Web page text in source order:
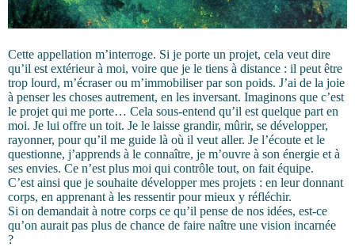
Cette appellation m’interroge. Si je porte un projet, cela veut dire
qu’il est extérieur à moi, voire que je le tiens à distance : il peut être
trop lourd, m’écraser ou m’immobiliser par son poids. J’ai de la joie
à penser les choses autrement, en les inversant. Imaginons que c’est
le projet qui me porte… Cela sous-entend qu’il est quelque part en
moi. Je lui offre un toit. Je le laisse grandir, mûrir, se développer,
rayonner, pour qu’il me guide là où il veut aller. Je l’écoute et le
questionne, j’apprends à le connaître, je m’ouvre à son énergie et à
ses envies. Ce n’est plus moi qui contrôle tout, on fait équipe.
C’est ainsi que je souhaite développer mes projets : en leur donnant
corps, en apprenant à les ressentir pour mieux y réfléchir.
Si on demandait à notre corps ce qu’il pense de nos idées, est-ce
qu’on aurait pas plus de chance de faire naître une vision incarnée
?